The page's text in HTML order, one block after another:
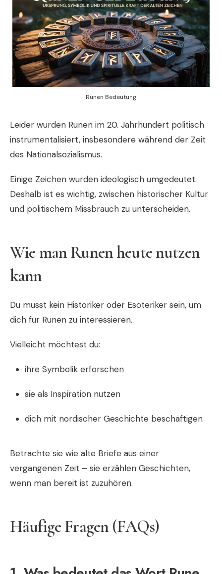
Runen Bedeutung
Leider wurden Runen im 20. Jahrhundert politisch
instrumentalisiert, insbesondere während der Zeit
des Nationalsozialismus.
Einige Zeichen wurden ideologisch umgedeutet.
Deshalb ist es wichtig, zwischen historischer Kultur
und politischem Missbrauch zu unterscheiden.
Wie man Runen heute nutzen
kann
Du musst kein Historiker oder Esoteriker sein, um
dich für Runen zu interessieren.
Vielleicht möchtest du:
ihre Symbolik erforschen
sie als Inspiration nutzen
dich mit nordischer Geschichte beschäftigen
Betrachte sie wie alte Briefe aus einer
vergangenen Zeit – sie erzählen Geschichten,
wenn man bereit ist zuzuhören.
Häufige Fragen (FAQs)